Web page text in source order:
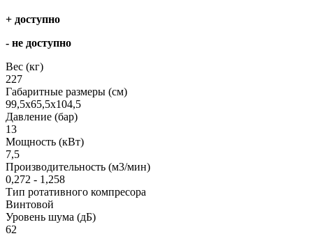
+ доступно
- не доступно
Вес (кг)
227
Габаритные размеры (см)
99,5х65,5х104,5
Давление (бар)
13
Мощность (кВт)
7,5
Производительность (м3/мин)
0,272 - 1,258
Тип ротативного компресора
Винтовой
Уровень шума (дБ)
62